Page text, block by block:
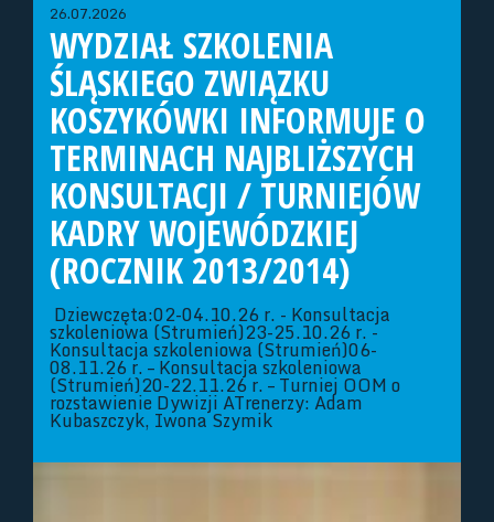
26.07.2026
WYDZIAŁ SZKOLENIA
ŚLĄSKIEGO ZWIĄZKU
KOSZYKÓWKI INFORMUJE O
TERMINACH NAJBLIŻSZYCH
KONSULTACJI / TURNIEJÓW
KADRY WOJEWÓDZKIEJ
(ROCZNIK 2013/2014)
Dziewczęta:02-04.10.26 r. - Konsultacja
szkoleniowa (Strumień)23-25.10.26 r. -
Konsultacja szkoleniowa (Strumień)06-
08.11.26 r. – Konsultacja szkoleniowa
(Strumień)20-22.11.26 r. – Turniej OOM o
rozstawienie Dywizji ATrenerzy: Adam
Kubaszczyk, Iwona Szymik